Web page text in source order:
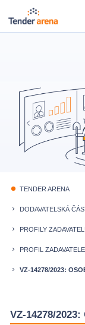
fiber_manual_record TENDER ARENA
keyboard_arrow_right DODAVATELSKÁ
keyboard_arrow_right PROFILY
keyboard_arrow_right PROFIL ZADAVATELE
keyboard_arrow_right VZ-14278/2023:
VZ-14278/